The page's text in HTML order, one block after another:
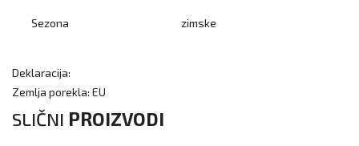
Sezona zimske
Deklaracija:
Zemlja porekla: EU
SLIČNI PROIZVODI